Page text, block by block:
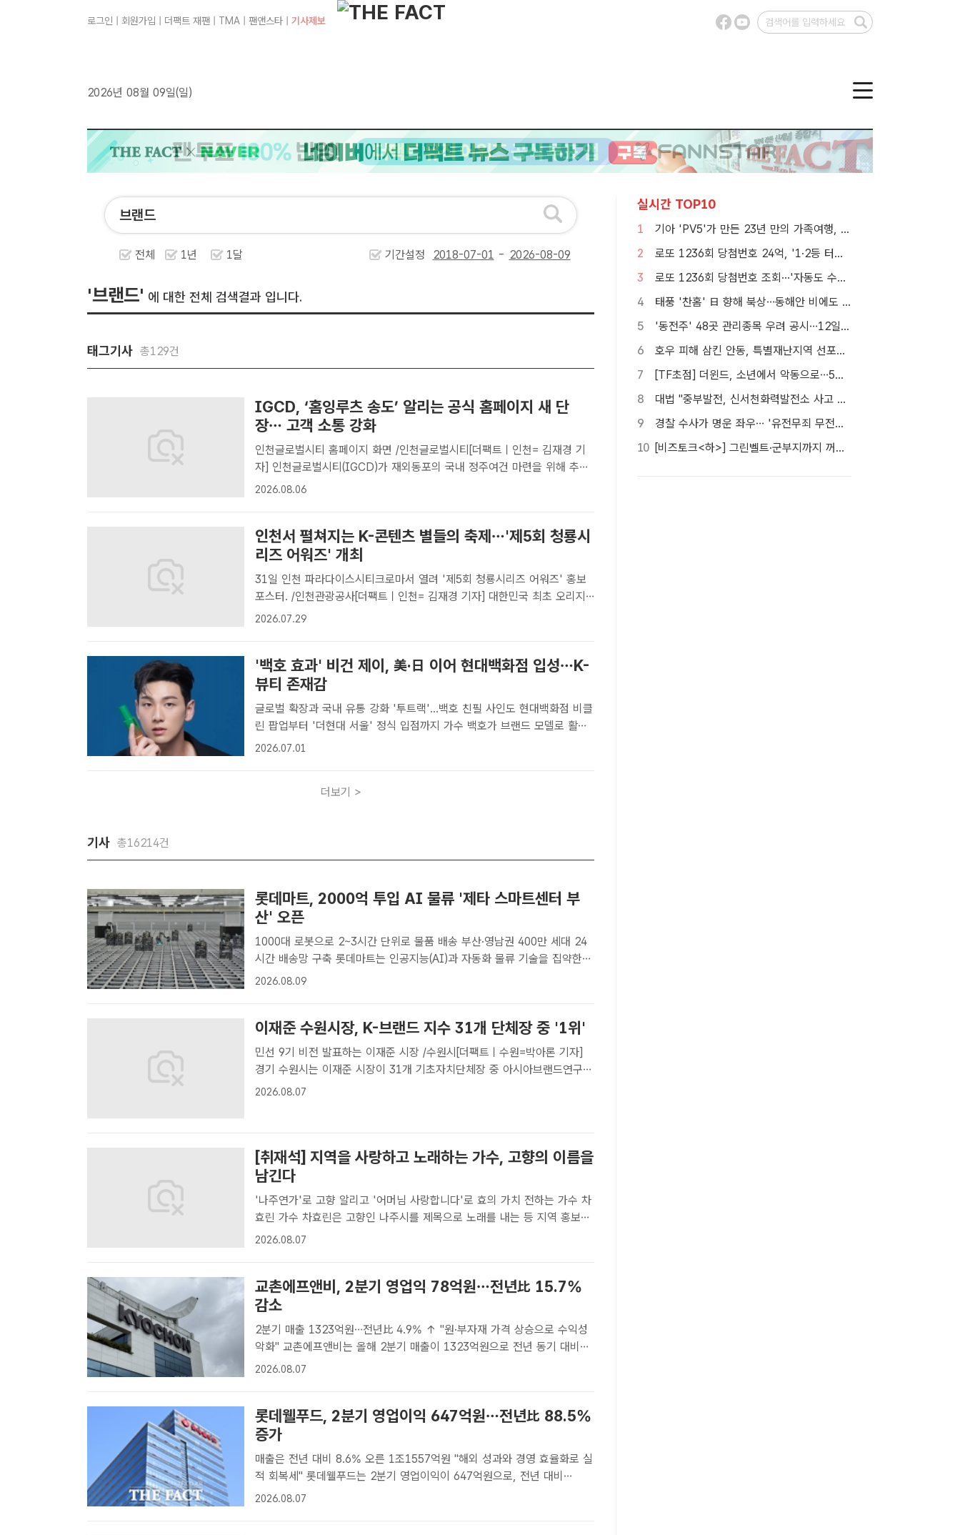
로그인 회원가입 더팩트 재팬 TMA 팬앤스타 기사제보
2026년 08월 09일(일)
전체 1년 1달 기간설정 -
'브랜드' 에 대한 전체 검색결과 입니다.
태그기사 총129건
IGCD, ‘홈잉루츠 송도’ 알리는 공식 홈페이지 새 단
장… 고객 소통 강화
인천글로벌시티 홈페이지 화면 /인천글로벌시티[더팩트ㅣ인천= 김재경 기
자] 인천글로벌시티(IGCD)가 재외동포의 국내 정주여건 마련을 위해 추진
중인 송도글로벌타운 3단계 '홈잉루츠 송도' 홍보 마케팅에 본격 나섰
2026.08.06
인천서 펼쳐지는 K-콘텐츠 별들의 축제…'제5회 청룡시
리즈 어워즈' 개최
31일 인천 파라다이스시티크로마서 열려 '제5회 청룡시리즈 어워즈' 홍보
포스터. /인천관광공사[더팩트ㅣ인천= 김재경 기자] 대한민국 최초 오리지
널 스트리밍 콘텐츠 전문 시상식인 '청룡시리즈 어워즈'가 인천시에서 열린
2026.07.29
'백호 효과' 비건 제이, 美·日 이어 현대백화점 입성…K-
뷰티 존재감
글로벌 확장과 국내 유통 강화 '투트랙'...백호 친필 사인도 현대백화점 비클
린 팝업부터 '더현대 서울' 정식 입점까지 가수 백호가 브랜드 모델로 활동
중인 프리미엄 비건 K-스킨케어 브랜드 Vegan J.(비건 제이)가 해외 시장
2026.07.01
더보기 >
기사 총16214건
롯데마트, 2000억 투입 AI 물류 '제타 스마트센터 부
산' 오픈
1000대 로봇으로 2~3시간 단위로 물품 배송 부산·영남권 400만 세대 24
시간 배송망 구축 롯데마트는 인공지능(AI)과 자동화 물류 기술을 집약한
차세대 온라인 전용 물류센터를 공개했다. /롯데마트[더팩트 | 손원태 기자]
2026.08.09
이재준 수원시장, K-브랜드 지수 31개 단체장 중 '1위'
민선 9기 비전 발표하는 이재준 시장 /수원시[더팩트ㅣ수원=박아론 기자]
경기 수원시는 이재준 시장이 31개 기초자치단체장 중 아시아브랜드연구소
의 빅데이터 기반 평가 시스템 K-브랜드 지수 부문에서 1위를 차지했다고 7
2026.08.07
[취재석] 지역을 사랑하고 노래하는 가수, 고향의 이름을
남긴다
'나주연가'로 고향 알리고 '어머님 사랑합니다'로 효의 가치 전하는 가수 차
효린 가수 차효린은 고향인 나주시를 제목으로 노래를 내는 등 지역 홍보를
위해 활동을 펼치고 있다. /차효린 측 제공[더팩트ㅣ전남광주=김승일 기자]
2026.08.07
교촌에프앤비, 2분기 영업익 78억원…전년比 15.7%
감소
2분기 매출 1323억원…전년比 4.9% ↑ "원·부자재 가격 상승으로 수익성
악화" 교촌에프앤비는 올해 2분기 매출이 1323억원으로 전년 동기 대비
4.9% 증가했다고 7일 공시했다. /더팩트 DB[더팩트ㅣ이윤경 기자] 교촌에
2026.08.07
롯데웰푸드, 2분기 영업이익 647억원…전년比 88.5%
증가
매출은 전년 대비 8.6% 오른 1조1557억원 "해외 성과와 경영 효율화로 실
적 회복세" 롯데웰푸드는 2분기 영업이익이 647억원으로, 전년 대비
88.5% 증가했다. /롯데웰푸드[더팩트 | 손원태 기자] 롯데웰푸드는 2분기
2026.08.07
실시간 TOP10
1
기아 'PV5'가 만든 23년 만의 가족여행, 1000만뷰 달성
2
로또 1236회 당첨번호 24억, '1·2등 터졌지만 그게 또 없네'
3
로또 1236회 당첨번호 조회···'자동도 수동도 5명씩 같네'
4
태풍 '찬홈' 日 향해 북상…동해안 비에도 서쪽 폭염 계속
5
'동전주' 48곳 관리종목 우려 공시…12일부터 본격 '퇴출'
6
호우 피해 삼킨 안동, 특별재난지역 선포…'일상 회복' 총력전
7
[TF초점] 더윈드, 소년에서 악동으로…5세대로 이어진 지코·박경
8
대법 "중부발전, 신서천화력발전소 사고 형사책임 없어"
9
경찰 수사가 명운 좌우… '유전무죄 무전유죄' 변호사비 부담 우려
10
[비즈토크<하>] 그린벨트·군부지까지 꺼냈다…李정부 '공급 속도전' 통할까